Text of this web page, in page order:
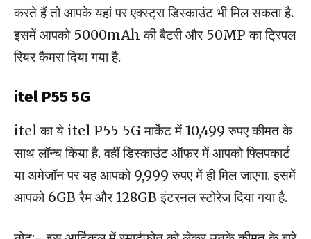
करते हैं तो आपके यहां पर एक्स्ट्रा डिस्काउंट भी मिल सकता है.
इसमें आपको 5000mAh की बैटरी और 50MP का ट्रिपल
रियर कैमरा दिया गया है.
itel P55 5G
itel का ये itel P55 5G मार्केट में 10,499 रुपए कीमत के
साथ लॉन्च किया है. वहीं डिस्काउंट ऑफर में आपको फ्लिपकार्ट
या अमेजॉन पर यह आपको 9,999 रुपए में ही मिल जाएगा. इसमें
आपको 6GB रैम और 128GB इंटरनल स्टोरेज दिया गया है.